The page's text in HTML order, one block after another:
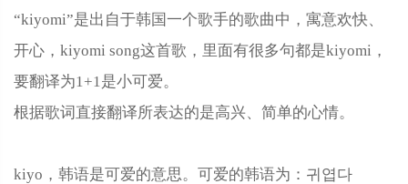
“kiyomi”是出自于韩国一个歌手的歌曲中，寓意欢快、
开心，kiyomi song这首歌，里面有很多句都是kiyomi，
要翻译为1+1是小可爱。
根据歌词直接翻译所表达的是高兴、简单的心情。
kiyo，韩语是可爱的意思。可爱的韩语为：귀엽다